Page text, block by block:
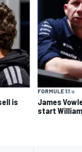
is
FORMULE 13 u
James
start